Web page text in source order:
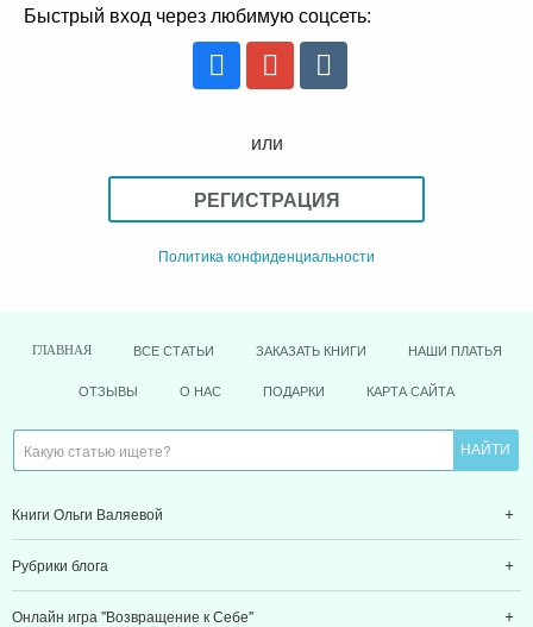
Быстрый вход через любимую соцсеть:
или
РЕГИСТРАЦИЯ
Политика конфиденциальности
ГЛАВНАЯ ВСЕ СТАТЬИ ЗАКАЗАТЬ КНИГИ НАШИ ПЛАТЬЯ
ОТЗЫВЫ О НАС ПОДАРКИ КАРТА САЙТА
Книги Ольги Валяевой
Рубрики блога
Онлайн игра "Возвращение к Себе"